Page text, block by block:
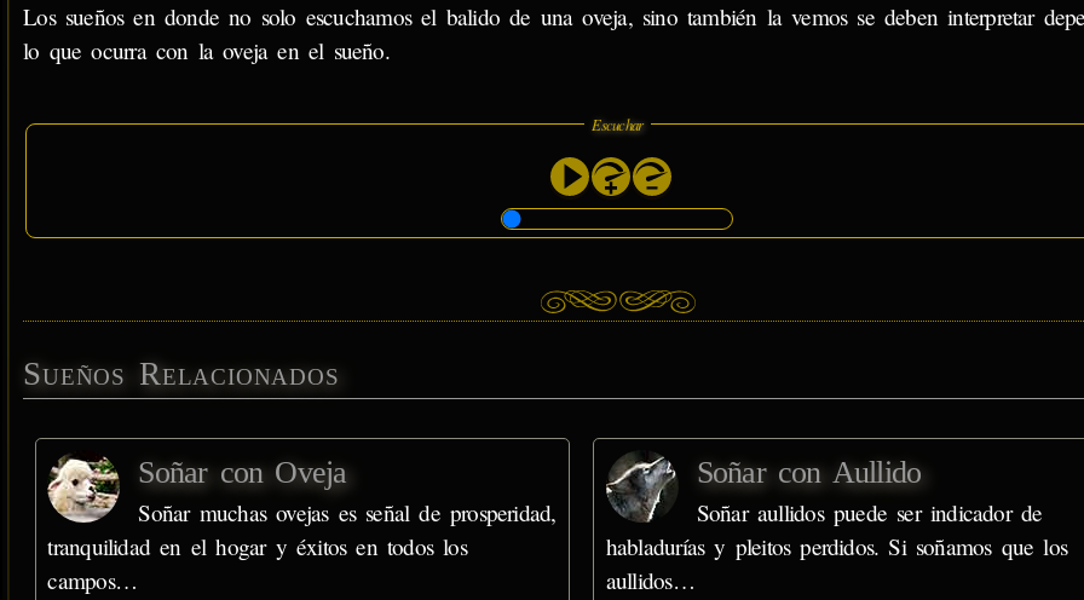
Los sueños en donde no solo escuchamos el balido de una oveja, sino también la vemos se deben interpretar
lo que ocurra con la oveja en el sueño.
Escuchar
Sueños Relacionados
Soñar con Oveja
Soñar muchas ovejas es señal de prosperidad,
tranquilidad en el hogar y éxitos en todos los
campos…
Soñar con Aullido
Soñar aullidos puede ser indicador de
habladurías y pleitos perdidos. Si soñamos que los
aullidos…